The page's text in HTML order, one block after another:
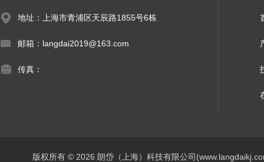
地址：上海市青浦区天辰路1855号6栋
邮箱：langdai2019@163.com
传真：
版权所有 © 2026 朗岱（上海）科技有限公司